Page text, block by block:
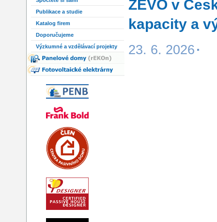
Publikace a studie
Katalog firem
Doporučujeme
Výzkumné a vzdělávací projekty
ZEVO v
kapacity a
23. 6. 2026